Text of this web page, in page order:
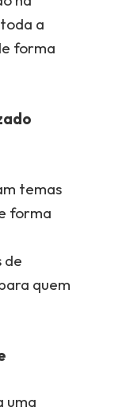
a
forma
temas
forma
de
quem
uma